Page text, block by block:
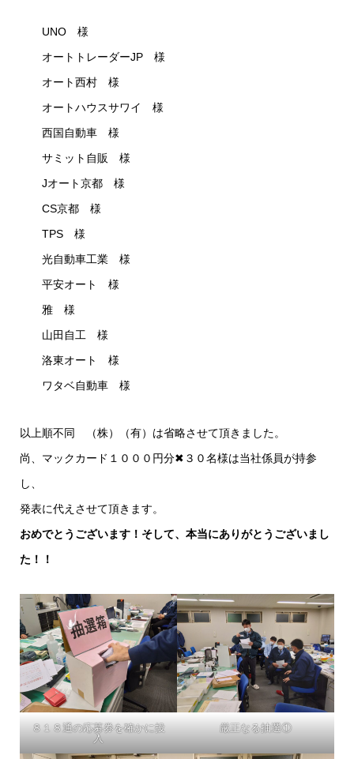
UNO 様
オートトレーダーJP 様
オート西村 様
オートハウスサワイ 様
西国自動車 様
サミット自販 様
Jオート京都 様
CS京都 様
TPS 様
光自動車工業 様
平安オート 様
雅 様
山田自工 様
洛東オート 様
ワタベ自動車 様
以上順不同 （株）（有）は省略させて頂きました。
尚、マックカード１０００円分✖３０名様は当社係員が持参
し、
発表に代えさせて頂きます。
おめでとうございます！ そして、本当にありがとうございまし
た！！
８１８通の応募券を確かに投
入
厳正なる抽選①